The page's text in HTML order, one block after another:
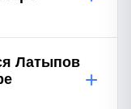
Латыпов
+